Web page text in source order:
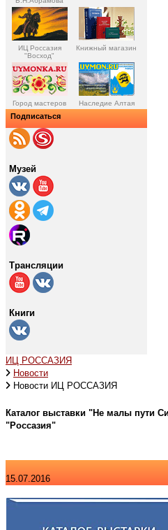
ИЦ Россазия
"Восход"
Книжный магазин
Город мастеров Наследие Алтая
Подписаться
Музей
Трансляции
Книги
ИЦ РОССАЗИЯ
Новости
Новости ИЦ РОССАЗИЯ
Каталог выставки "Не малы пути
"Россазия"
15.07.2016